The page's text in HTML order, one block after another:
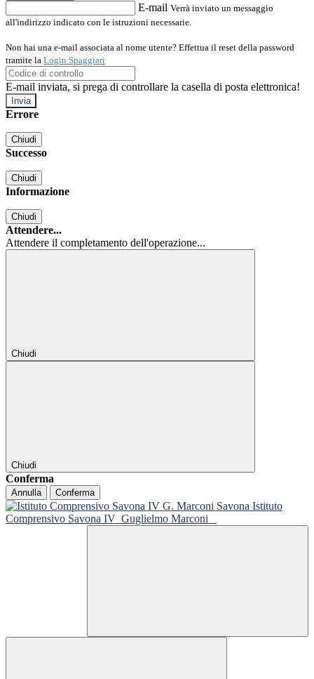
E-mail Verrà inviato un messaggio
all'indirizzo indicato con le istruzioni necessarie.
Non hai una e-mail associata al nome utente? Effettua il reset della password
tramite la Login Spaggiari
E-mail inviata, si prega di controllare la casella di posta elettronica!
Errore
Chiudi
Successo
Chiudi
Informazione
Chiudi
Attendere...
Attendere il completamento dell'operazione...
Chiudi
Chiudi
Conferma
Annulla Conferma
Istituto
Comprensivo Savona IV Guglielmo Marconi